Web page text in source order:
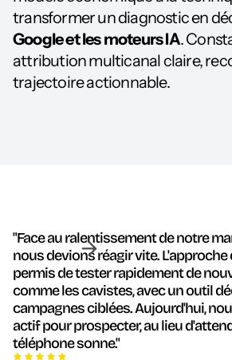
transformer un diagnostic en
Google et les moteurs IA.
attribution multicanal claire,
trajectoire actionnable.
"Face au ralentissement de notre
nous devions réagir vite.
permis de tester rapidement de
comme les cavistes, avec un outil
campagnes ciblées. Aujourd'hui,
actif pour prospecter, au lieu
téléphone sonne."